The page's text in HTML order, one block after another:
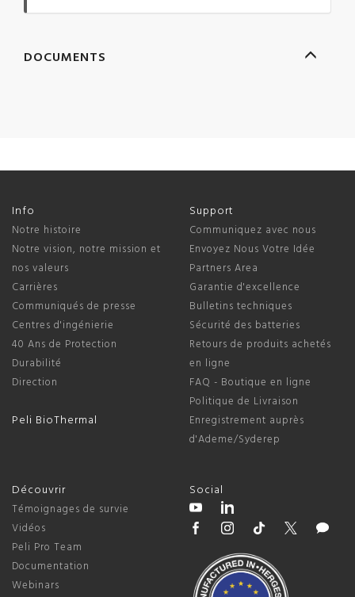
DOCUMENTS
Info
Notre histoire
Notre vision, notre mission et
nos valeurs
Carrières
Communiqués de presse
Centres d'ingénierie
40 Ans de Protection
Durabilité
Direction
Peli BioThermal
Support
Communiquez avec nous
Envoyez Nous Votre Idée
Partners Area
Garantie d'excellence
Bulletins techniques
Sécurité des batteries
Retours de produits achetés
en ligne
FAQ - Boutique en ligne
Politique de Livraison
Enregistrement auprès
d'Ademe/Syderep
Découvrir
Témoignages de survie
Vidéos
Peli Pro Team
Documentation
Webinars
Social